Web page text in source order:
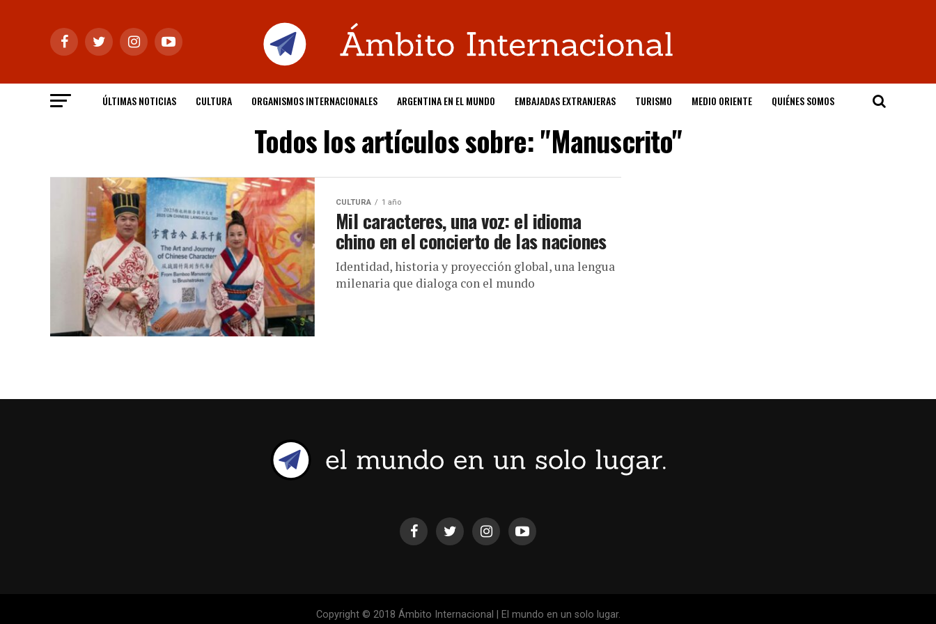
ÚLTIMAS NOTICIAS CULTURA ORGANISMOS INTERNACIONALES ARGENTINA EN EL MUNDO EMBAJADAS EXTRANJERAS TURISMO MEDIO ORIENTE QUIÉNES SOMOS
Todos los artículos sobre: "Manuscrito"
CULTURA 1 año
Mil caracteres, una voz: el idioma
chino en el concierto de las naciones
Identidad, historia y proyección global, una lengua
milenaria que dialoga con el mundo
Copyright © 2018 Ámbito Internacional | El mundo en un solo lugar.